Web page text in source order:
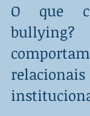
O que
bullying?